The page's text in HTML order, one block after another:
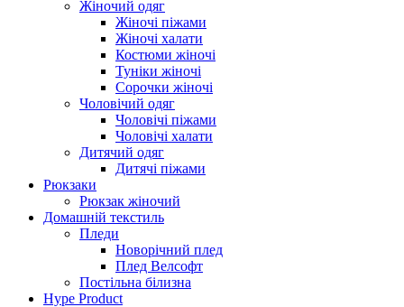
Жіночий одяг
Жіночі піжами
Жіночі халати
Костюми жіночі
Туніки жіночі
Сорочки жіночі
Чоловічий одяг
Чоловічі піжами
Чоловічі халати
Дитячий одяг
Дитячі піжами
Рюкзаки
Рюкзак жіночий
Домашній текстиль
Пледи
Новорічний плед
Плед Велсофт
Постільна білизна
Hype Product